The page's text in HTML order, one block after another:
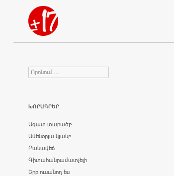
Որոնում
Search for:
ԽՈՐԱԳՐԵՐ
Ազատ տարածք
Ամենօրյա կյանք
Բանավեճ
Գիտահանրամատչելի
Երբ ուսանող ես